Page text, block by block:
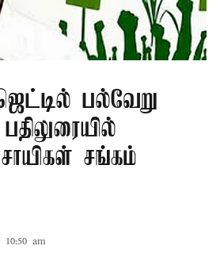
பல்வேறு
சங்கம்
am